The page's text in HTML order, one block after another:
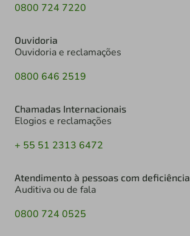
0800 724 7220
Ouvidoria
Ouvidoria e reclamações
0800 646 2519
Chamadas Internacionais
Elogios e reclamações
+ 55 51 2313 6472
Atendimento à pessoas com deficiência
Auditiva ou de fala
0800 724 0525